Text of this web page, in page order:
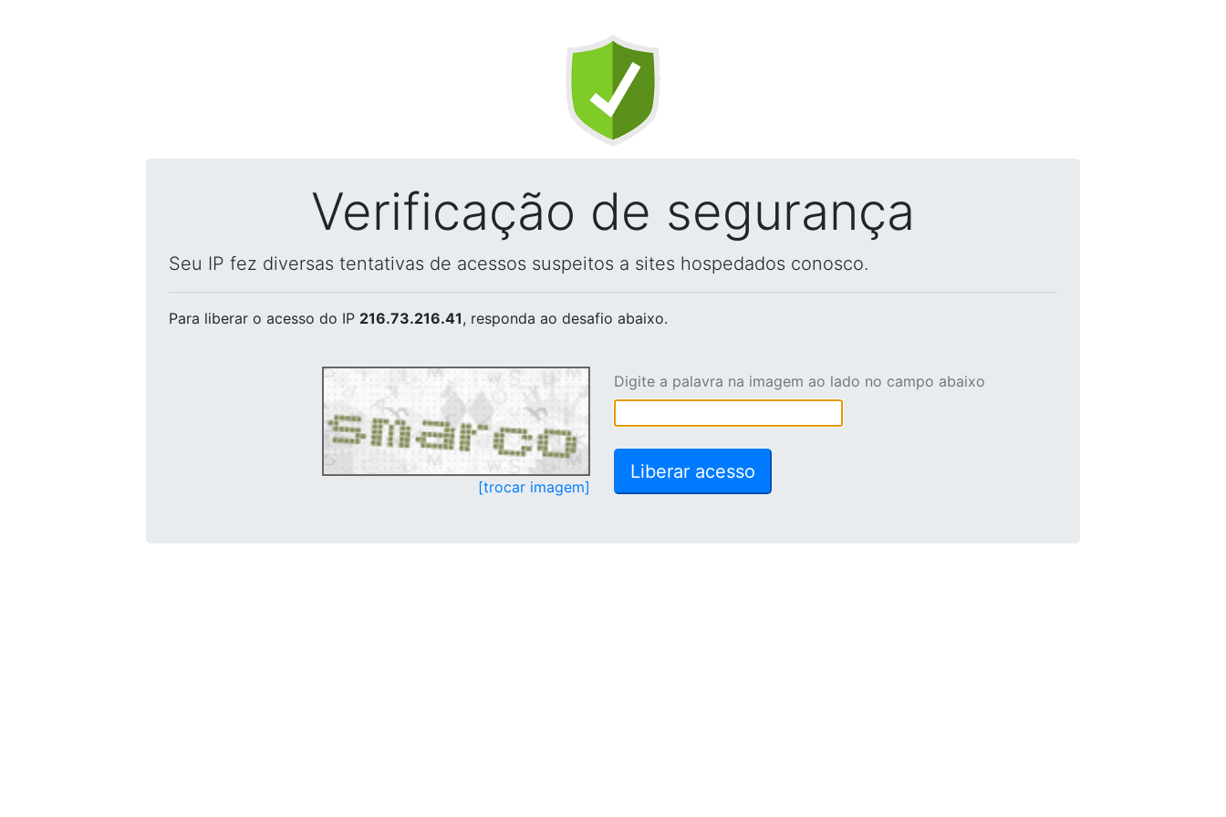
Verificação de segurança
Seu IP fez diversas tentativas de acessos suspeitos a sites hospedados conosco.
Para liberar o acesso do IP 216.73.216.41, responda ao desafio abaixo.
[trocar imagem]
Digite a palavra na imagem ao lado no campo abaixo